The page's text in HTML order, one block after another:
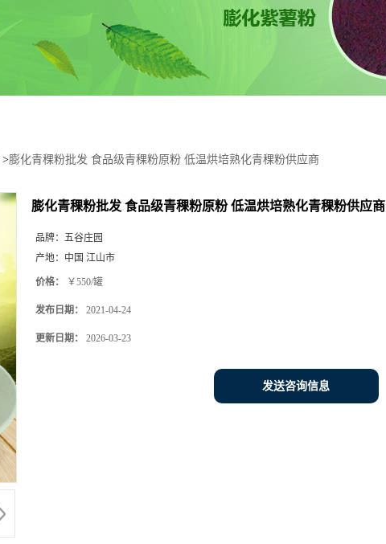
>膨化青稞粉批发 食品级青稞粉原粉 低温烘培熟化青稞粉供应商
膨化青稞粉批发 食品级青稞粉原粉 低温烘培熟化青稞粉供应商
品牌： 五谷庄园
产地： 中国 江山市
价格： ￥550/罐
发布日期： 2021-04-24
更新日期： 2026-03-23
发送咨询信息